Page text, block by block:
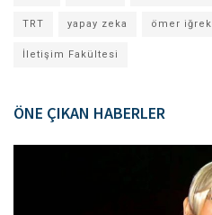
TRT yapay zeka ömer iğrek
İletişim Fakültesi
ÖNE ÇIKAN HABERLER